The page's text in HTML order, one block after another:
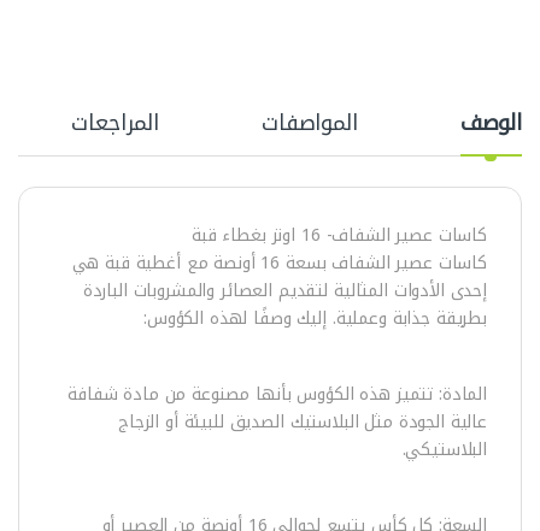
الوصف المواصفات المراجعات
كاسات عصير الشفاف- 16 اونز بغطاء قبة
كاسات عصير الشفاف بسعة 16 أونصة مع أغطية قبة هي
إحدى الأدوات المثالية لتقديم العصائر والمشروبات الباردة
بطريقة جذابة وعملية. إليك وصفًا لهذه الكؤوس:
المادة: تتميز هذه الكؤوس بأنها مصنوعة من مادة شفافة
عالية الجودة مثل البلاستيك الصديق للبيئة أو الزجاج
البلاستيكي.